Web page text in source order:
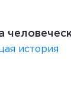
история